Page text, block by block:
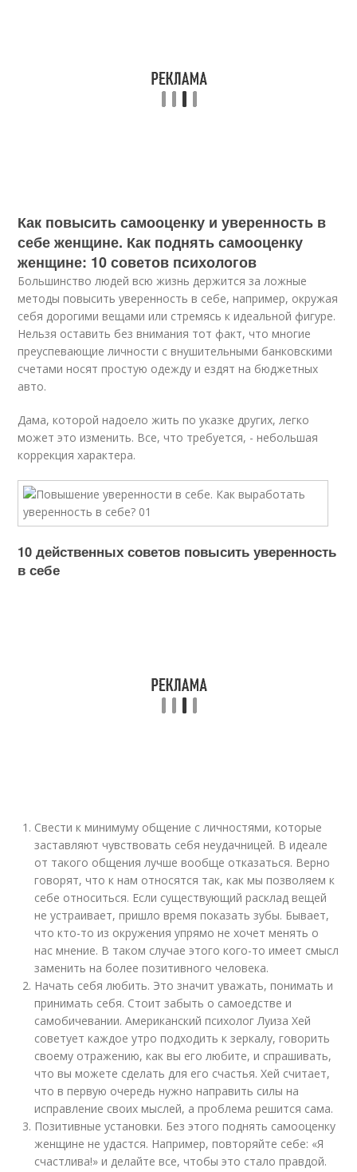
Как повысить самооценку и уверенность в
себе женщине. Как поднять самооценку
женщине: 10 советов психологов
Большинство людей всю жизнь держится за ложные
методы повысить уверенность в себе, например, окружая
себя дорогими вещами или стремясь к идеальной фигуре.
Нельзя оставить без внимания тот факт, что многие
преуспевающие личности с внушительными банковскими
счетами носят простую одежду и ездят на бюджетных
авто.
Дама, которой надоело жить по указке других, легко
может это изменить. Все, что требуется, - небольшая
коррекция характера.
10 действенных советов повысить уверенность
в себе
Свести к минимуму общение с личностями, которые
заставляют чувствовать себя неудачницей. В идеале
от такого общения лучше вообще отказаться. Верно
говорят, что к нам относятся так, как мы позволяем к
себе относиться. Если существующий расклад вещей
не устраивает, пришло время показать зубы. Бывает,
что кто-то из окружения упрямо не хочет менять о
нас мнение. В таком случае этого кого-то имеет смысл
заменить на более позитивного человека.
Начать себя любить. Это значит уважать, понимать и
принимать себя. Стоит забыть о самоедстве и
самобичевании. Американский психолог Луиза Хей
советует каждое утро подходить к зеркалу, говорить
своему отражению, как вы его любите, и спрашивать,
что вы можете сделать для его счастья. Хей считает,
что в первую очередь нужно направить силы на
исправление своих мыслей, а проблема решится сама.
Позитивные установки. Без этого поднять самооценку
женщине не удастся. Например, повторяйте себе: «Я
счастлива!» и делайте все, чтобы это стало правдой.